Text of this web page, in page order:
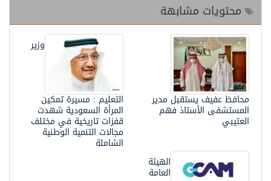
محتويات مشابهة
وزير
التعليم : مسيرة تمكين
المرأة السعودية شهدت
قفزات تاريخية في مختلف
مجالات التنمية الوطنية
الشاملة
محافظ عفيف يستقبل مدير
المستشفى الأستاذ فهم
العتيبي
الهيئة
العامة